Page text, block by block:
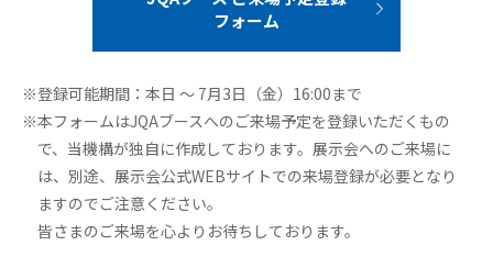
フォーム
※登録可能期間：本日 ～ 7月3日（金）16:00まで
※本フォームはJQAブースへのご来場予定を登録いただくもの
で、当機構が独自に作成しております。展示会へのご来場に
は、別途、展示会公式WEBサイトでの来場登録が必要となり
ますのでご注意ください。
皆さまのご来場を心よりお待ちしております。